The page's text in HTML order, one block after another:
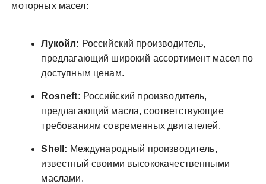
моторных масел:
Лукойл: Российский производитель,
предлагающий широкий ассортимент масел по
доступным ценам.
Rosneft: Российский производитель,
предлагающий масла, соответствующие
требованиям современных двигателей.
Shell: Международный производитель,
известный своими высококачественными
маслами.